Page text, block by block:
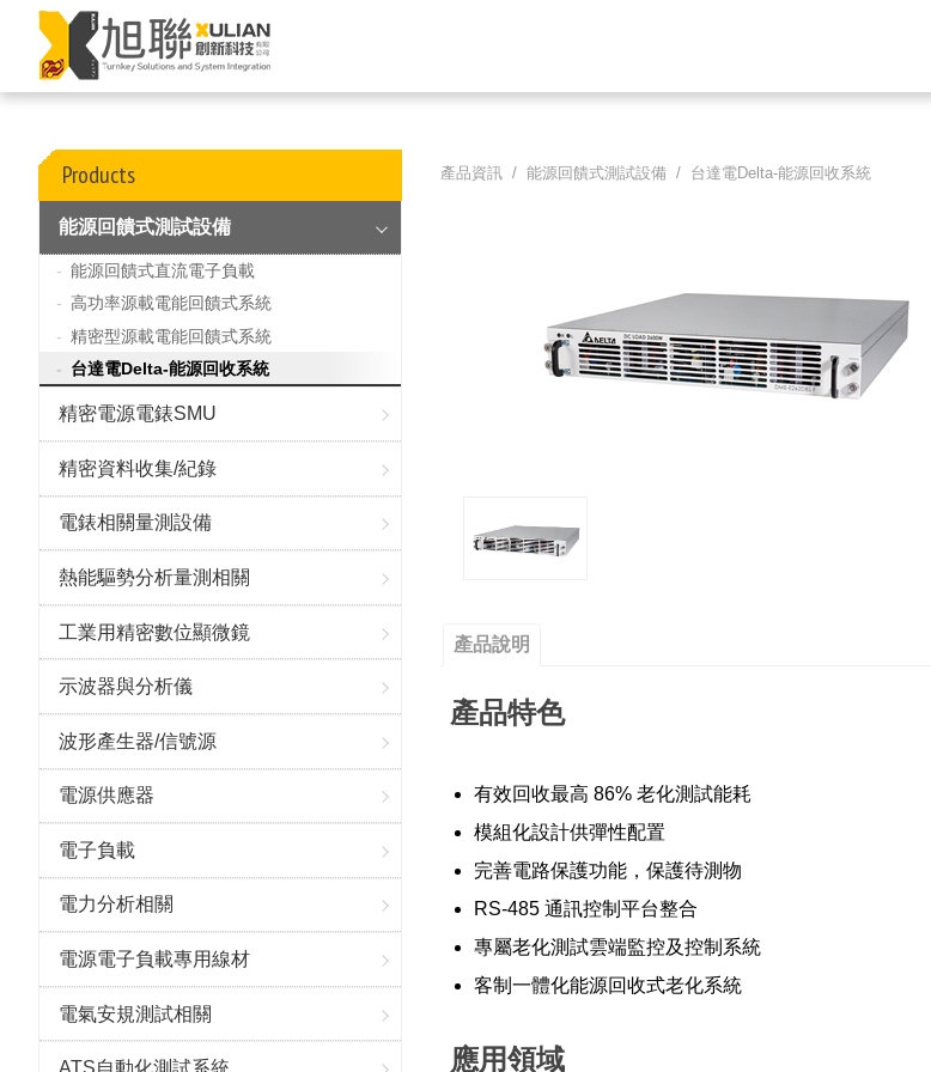
Products
能源回饋式測試設備
能源回饋式直流電子負載
高功率源載電能回饋式系統
精密型源載電能回饋式系統
台達電Delta-能源回收系統
精密電源電錶SMU
精密資料收集/紀錄
電錶相關量測設備
熱能驅勢分析量測相關
工業用精密數位顯微鏡
示波器與分析儀
波形產生器/信號源
電源供應器
電子負載
電力分析相關
電源電子負載專用線材
電氣安規測試相關
產品資訊 / 能源回饋式測試設備 / 台達電Delta-能源回收系統
產品說明
產品特色
有效回收最高 86% 老化測試能耗
模組化設計供彈性配置
完善電路保護功能，保護待測物
RS-485 通訊控制平台整合
專屬老化測試雲端監控及控制系統
客制一體化能源回收式老化系統
應用領域